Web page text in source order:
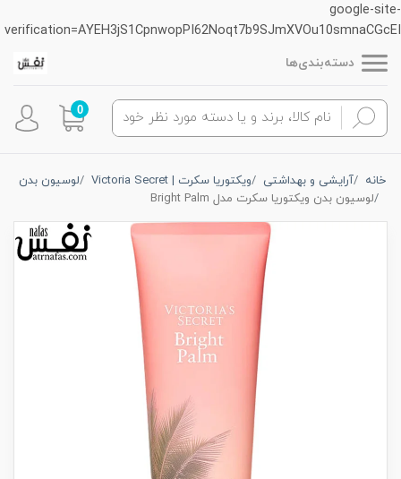
google-site-
verification=AYEH3jS1CpnwopPI62Noqt7b9SJmXVOu10smnaCGcEI
دسته‌بندی‌ها
0
خانه آرایشی و بهداشتی ویکتوریا سکرت | Victoria Secret
لوسیون بدن
لوسیون بدن ویکتوریا سکرت مدل Bright Palm